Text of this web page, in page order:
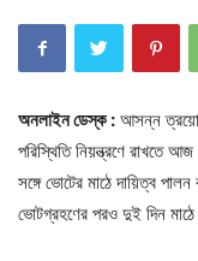
অনলাইন ডেস্ক : আসন্ন
পরিস্থিতি নিয়ন্ত্রণে রাখতে
সঙ্গে ভোটের মাঠে দায়িত্ব
ভোটগ্রহণের পরও দুই দিন